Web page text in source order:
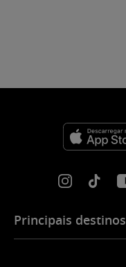
Principais destinos